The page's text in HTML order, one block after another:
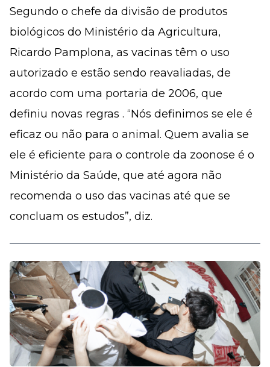
Segundo o chefe da divisão de produtos
biológicos do Ministério da Agricultura,
Ricardo Pamplona, as vacinas têm o uso
autorizado e estão sendo reavaliadas, de
acordo com uma portaria de 2006, que
definiu novas regras . “Nós definimos se ele é
eficaz ou não para o animal. Quem avalia se
ele é eficiente para o controle da zoonose é o
Ministério da Saúde, que até agora não
recomenda o uso das vacinas até que se
concluam os estudos”, diz.